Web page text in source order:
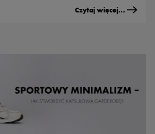
Czytaj więcej...